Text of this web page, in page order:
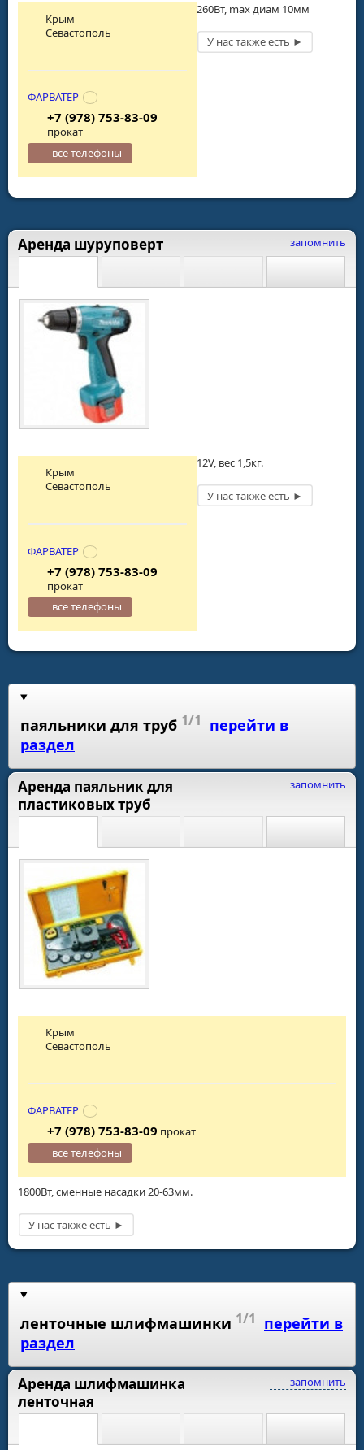
260Вт, max диам 10мм
Крым
Севастополь
ФАРВАТЕР
+7 (978) 753-83-09
прокат
все телефоны
запомнить
Аренда шуруповерт
12V, вес 1,5кг.
Крым
Севастополь
ФАРВАТЕР
+7 (978) 753-83-09
прокат
все телефоны
паяльники для труб 1/1 перейти в
раздел
запомнить
Аренда паяльник для
пластиковых труб
1800Вт, сменные насадки 20-63мм.
Крым
Севастополь
ФАРВАТЕР
+7 (978) 753-83-09 прокат
все телефоны
ленточные шлифмашинки 1/1 перейти в
раздел
запомнить
Аренда шлифмашинка
ленточная